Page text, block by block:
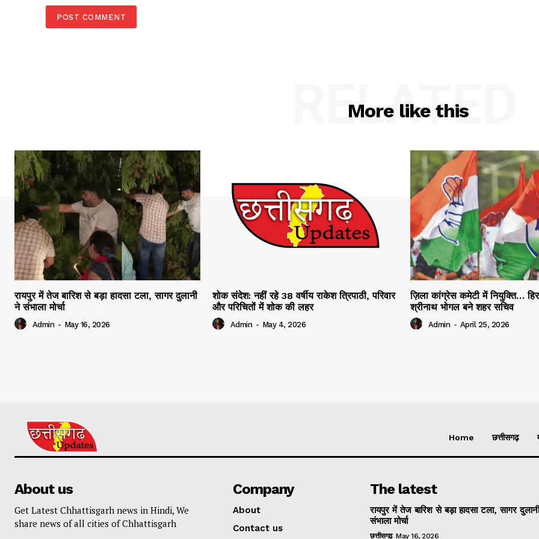
More like this
RELATED
रायपुर में तेज बारिश से बड़ा हादसा टला, सागर दुलानी
ने संभाला मोर्चा
Admin - May 16, 2026
शोक संदेश: नहीं रहे 38 वर्षीय राकेश त्रिपाठी, परिवार
और परिचितों में शोक की लहर
Admin - May 4, 2026
ज़िला कांग्रेस कमेटी में नियुक्ति…
श्रीनाथ भोगल बने शहर सचिव
Admin - April 25, 2026
Home छत्तीसगढ़
About us
Get Latest Chhattisgarh news in Hindi, We
share news of all cities of Chhattisgarh
Company
About
Contact us
The latest
रायपुर में तेज बारिश से बड़ा हादसा टला, सागर
संभाला मोर्चा
छत्तीसगढ़ May 16, 2026